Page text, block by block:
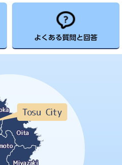
よくある質問と回答